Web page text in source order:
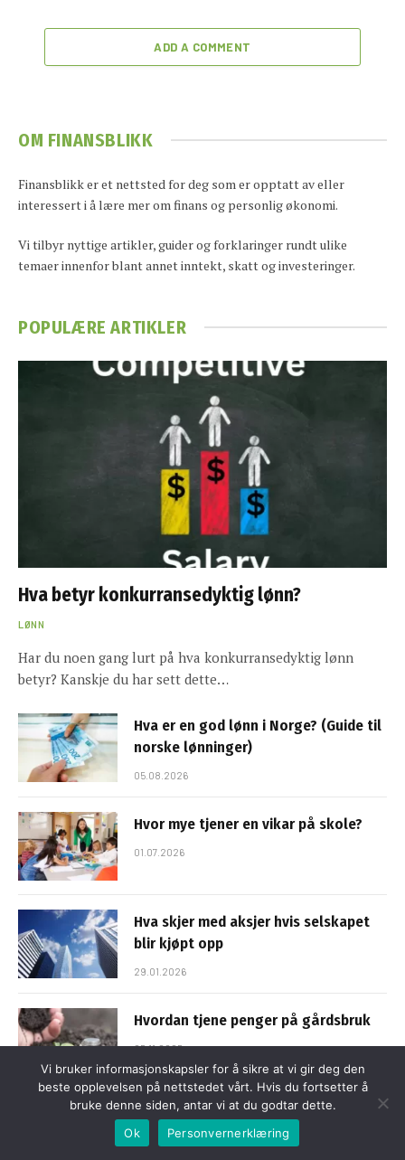
ADD A COMMENT
OM FINANSBLIKK
Finansblikk er et nettsted for deg som er opptatt av eller
interessert i å lære mer om finans og personlig økonomi.
Vi tilbyr nyttige artikler, guider og forklaringer rundt ulike
temaer innenfor blant annet inntekt, skatt og investeringer.
POPULÆRE ARTIKLER
Hva betyr konkurransedyktig lønn?
LØNN
Har du noen gang lurt på hva konkurransedyktig lønn
betyr? Kanskje du har sett dette…
Hva er en god lønn i Norge? (Guide til
norske lønninger)
05.08.2026
Hvor mye tjener en vikar på skole?
01.07.2026
Hva skjer med aksjer hvis selskapet
blir kjøpt opp
29.01.2026
Hvordan tjene penger på gårdsbruk
05.11.2025
Vi bruker informasjonskapsler for å sikre at vi gir deg den
beste opplevelsen på nettstedet vårt. Hvis du fortsetter å
bruke denne siden, antar vi at du godtar dette.
Ok
Personvernerklæring